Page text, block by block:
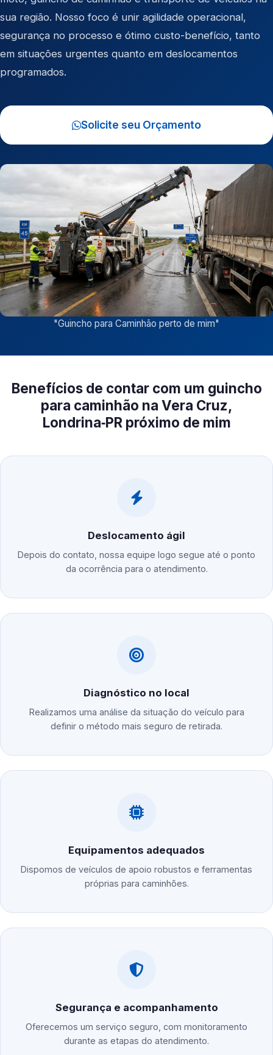
sua região. Nosso foco é unir agilidade operacional,
segurança no processo e ótimo custo-benefício, tanto
em situações urgentes quanto em deslocamentos
programados.
Solicite seu Orçamento
"Guincho para Caminhão perto de mim"
Benefícios de contar com um guincho
para caminhão na Vera Cruz,
Londrina‑PR próximo de mim
Deslocamento ágil
Depois do contato, nossa equipe logo segue até o ponto
da ocorrência para o atendimento.
Diagnóstico no local
Realizamos uma análise da situação do veículo para
definir o método mais seguro de retirada.
Equipamentos adequados
Dispomos de veículos de apoio robustos e ferramentas
próprias para caminhões.
Segurança e acompanhamento
Oferecemos um serviço seguro, com monitoramento
durante as etapas do atendimento.